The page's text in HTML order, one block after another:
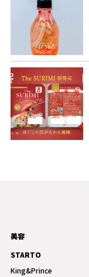
美容
STARTO
King&Prince